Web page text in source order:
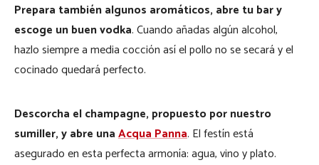
Prepara también algunos aromáticos, abre tu bar y
escoge un buen vodka. Cuando añadas algún alcohol,
hazlo siempre a media cocción así el pollo no se secará y el
cocinado quedará perfecto.
Descorcha el champagne, propuesto por nuestro
sumiller, y abre unaAcqua Panna. El festín está
asegurado en esta perfecta armonía: agua, vino y plato.